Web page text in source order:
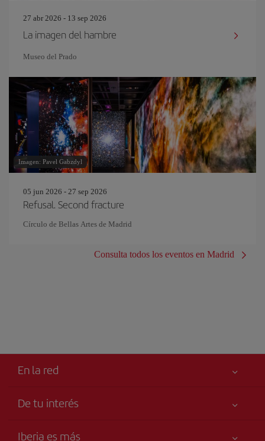
27 abr 2026 - 13 sep 2026
La imagen del hambre
Museo del Prado
Imagen: Pavel Gabzdyl
05 jun 2026 - 27 sep 2026
Refusal. Second fracture
Círculo de Bellas Artes de Madrid
Consulta todos los eventos en Madrid
En la red
De tu interés
Iberia es más